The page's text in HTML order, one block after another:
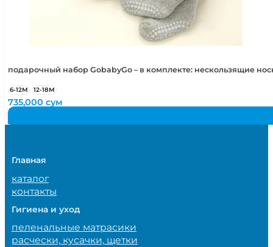
подарочный набор GobabyGo – в комплекте: нескользящие
6-12М 12-18М
735,000сум
Главная
каталог
контакты
Гигиена и уход
пеленальные матрасики
расчески, кусачки, щетки